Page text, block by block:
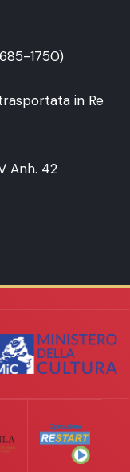
1750)
in Re
Anh. 42